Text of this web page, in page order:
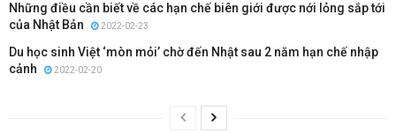
Những điều cần biết về các hạn chế biên giới được nới lỏng sắp tới
của Nhật Bản
2022-02-23
Du học sinh Việt ‘mòn mỏi’ chờ đến Nhật sau 2 năm hạn chế nhập
cảnh
2022-02-20